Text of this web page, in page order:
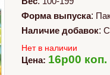
Форма выпуска:
Наличие добавок:
Нет в наличии
Цена: 16p00 коп.